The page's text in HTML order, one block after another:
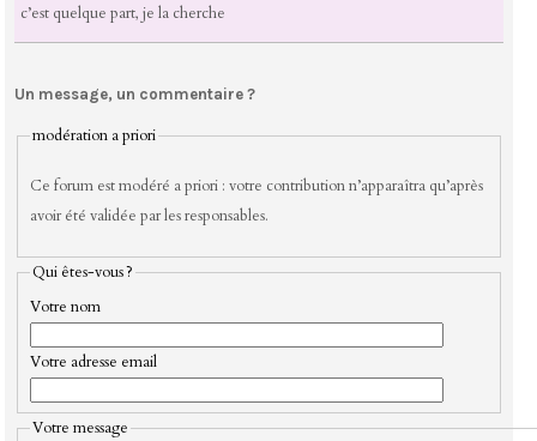
c’est quelque part, je la cherche
Un message, un commentaire ?
modération a priori
Ce forum est modéré a priori : votre contribution n’apparaîtra qu’après
avoir été validée par les responsables.
Qui êtes-vous ?
Votre nom
Votre adresse email
Votre message